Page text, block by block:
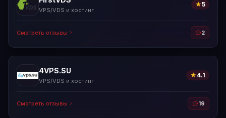
VPS/VDS и хостинг
★5
Смотреть отзывы 2
4VPS.SU
VPS/VDS и хостинг
★ 4.1
Смотреть отзывы 19